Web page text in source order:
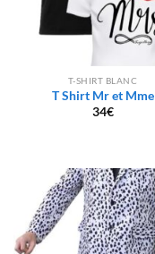
T-SHIRT BLANC
T Shirt Mr et Mme
34€